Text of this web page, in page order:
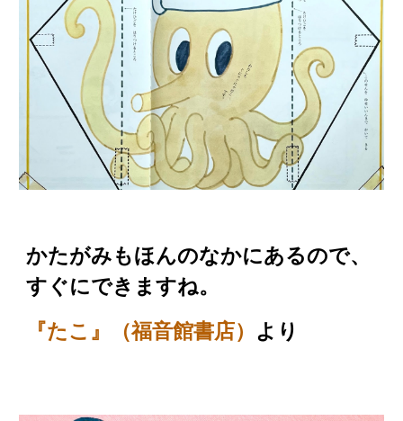
かたがみもほんのなかにあるので、
すぐにできますね。
『たこ』（福音館書店） より